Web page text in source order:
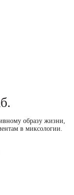
образу жизни,
в миксологии.